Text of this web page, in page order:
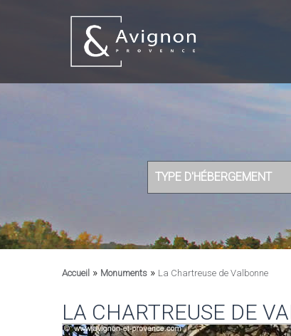
TYPE D'HÉBERGEMENT
Accueil » Monuments » La Chartreuse de Valbonne
LA CHARTREUSE DE